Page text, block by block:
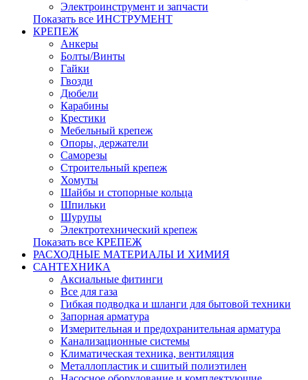
Электроинструмент и запчасти
Показать все ИНСТРУМЕНТ
КРЕПЕЖ
Анкеры
Болты/Винты
Гайки
Гвозди
Дюбели
Карабины
Крестики
Мебельный крепеж
Опоры, держатели
Саморезы
Строительный крепеж
Хомуты
Шайбы и стопорные кольца
Шпильки
Шурупы
Электротехнический крепеж
Показать все КРЕПЕЖ
РАСХОДНЫЕ МАТЕРИАЛЫ И ХИМИЯ
САНТЕХНИКА
Аксиальные фитинги
Все для газа
Гибкая подводка и шланги для бытовой техники
Запорная арматура
Измерительная и предохранительная арматура
Канализационные системы
Климатическая техника, вентиляция
Металлопластик и сшитый полиэтилен